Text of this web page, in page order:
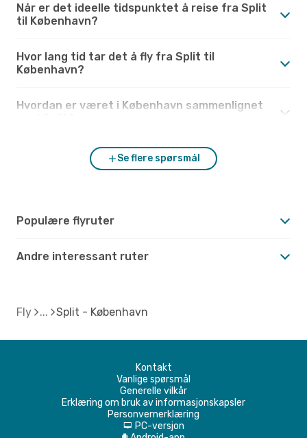
Når er det ideelle tidspunktet å reise fra Split
til København?
Hvor lang tid tar det å fly fra Split til
København?
Hvordan er været i København sammenlignet
Se flere spørsmål
Populære flyruter
Andre interessant ruter
Fly Split - København
Kontakt
Vanlige spørsmål
Generelle vilkår
Erklæring om bruk av informasjonskapsler
Personvernerklæring
d PC-versjon